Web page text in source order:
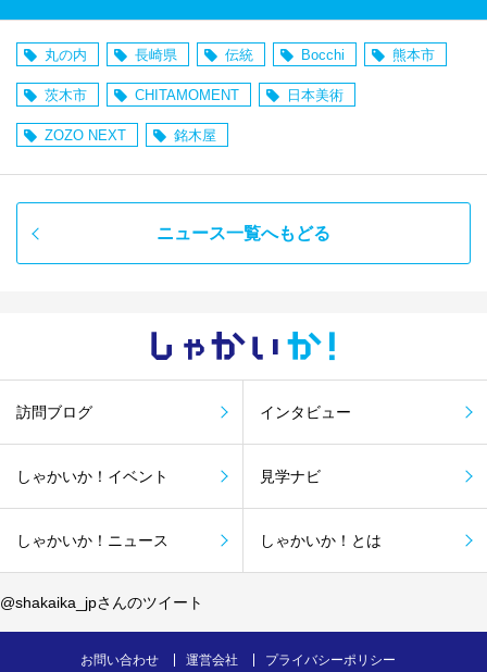
丸の内 長崎県 伝統 Bocchi 熊本市
茨木市 CHITAMOMENT 日本美術
ZOZO NEXT 銘木屋
ニュース一覧へもどる
しゃかい か！
訪問ブログ インタビュー
しゃかいか！イベント 見学ナビ
しゃかいか！ニュース しゃかいか！とは
@shakaika_jpさんのツイート
お問い合わせ 運営会社 プライバシーポリシー